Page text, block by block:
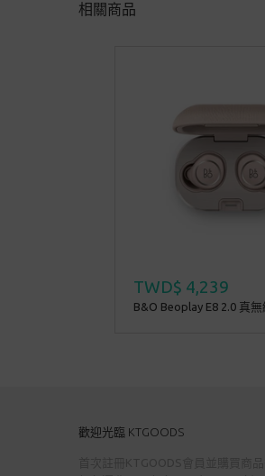
相關商品
TWD$ 4,239
B&O Beoplay E8 2.0 真
歡迎光臨 KTGOODS